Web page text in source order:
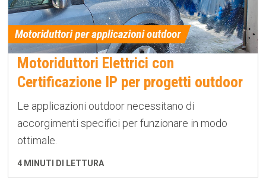
Motoriduttori Elettrici con
Certificazione IP per progetti outdoor
Le applicazioni outdoor necessitano di
accorgimenti specifici per funzionare in modo
ottimale.
4 MINUTI DI LETTURA